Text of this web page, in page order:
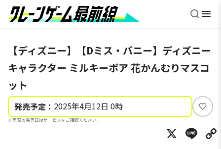
【ディズニー】【Dミス・バニー】ディズニー
キャラクター ミルキーボア 花かんむりマスコ
ット
発売予定： 2025年4月12日 0時
※実際の発売日はサービスをご確認ください。
い
ね
X